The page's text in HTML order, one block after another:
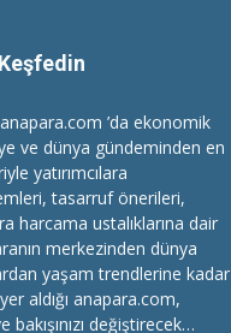
’da ekonomik
ve dünya gündeminden en
yatırımcılara
tasarruf önerileri,
harcama ustalıklarına dair
merkezinden dünya
yaşam trendlerine kadar
aldığı anapara.com,
değiştirecek…